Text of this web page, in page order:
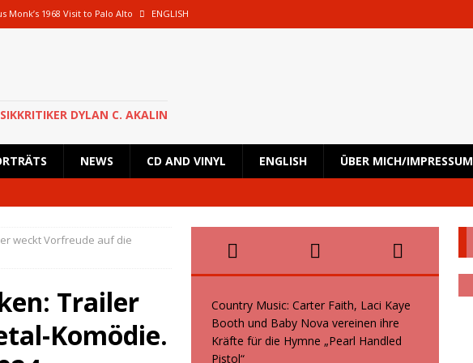
Monk’s 1968 Visit to Palo Alto ENGLISH
Creole and the Coconuts und Boogie Wonderstars machen den
italienische Fans machen den KunstRasen Bonn zu einem Platz der
DYLAN C. AKALIN
NEWS CD AND VINYL ENGLISH ÜBER MICH/IMPRESSUM
weckt Vorfreude auf die
Trailer
Komödie.
Country Music: Carter Faith, Laci Kaye
Booth und Baby Nova vereinen ihre
Kräfte für die Hymne „Pearl Handled
Pistol“